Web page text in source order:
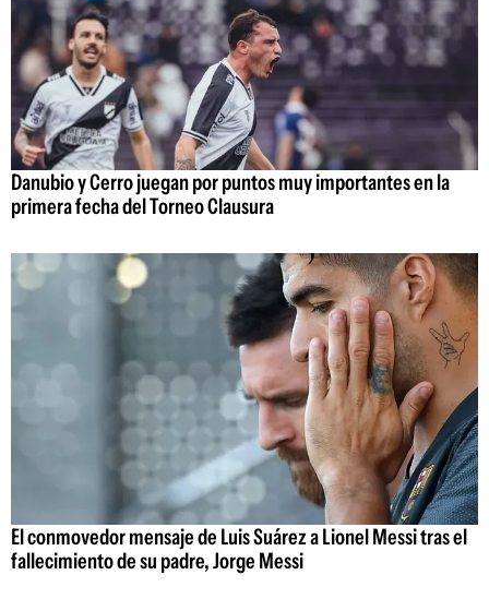
Danubio y Cerro juegan por puntos muy importantes en la
primera fecha del Torneo Clausura
El conmovedor mensaje de Luis Suárez a Lionel Messi tras el
fallecimiento de su padre, Jorge Messi